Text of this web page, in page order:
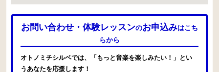
お問い合わせ・体験レッスンのお申込みはこち
らから
オトノミチシルベでは、「もっと音楽を楽しみたい！」とい
うあなたを応援します！